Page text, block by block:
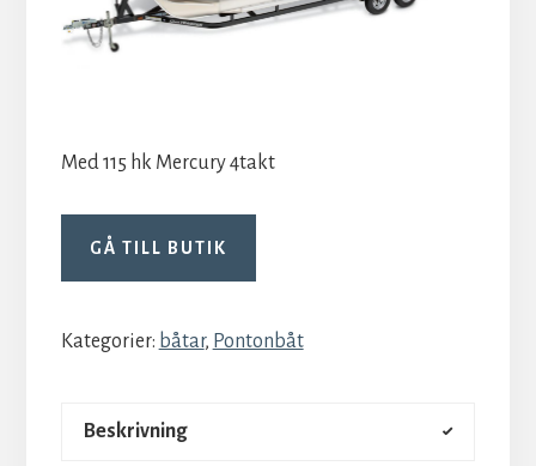
Med 115 hk Mercury 4takt
GÅ TILL BUTIK
Kategorier: båtar, Pontonbåt
Beskrivning